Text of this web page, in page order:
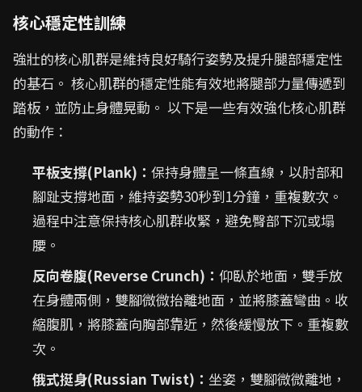
核心穩定性訓練
強壯的核心肌群是維持良好騎行姿勢及提升腿部穩定性
的基石。 核心肌群的穩定性能有效地將腿部力量傳遞到
踏板，並防止身體晃動。 以下是一些有效強化核心肌群
的動作：
平板支撐(Plank)： 保持身體呈一條直線，以肘部和
腳趾支撐地面，維持姿勢30秒到1分鐘，重複數次。
過程中注意保持核心肌群收緊，避免臀部下沉或塌
腰。
反向卷腹(Reverse Crunch)： 仰臥於地面，雙手放
在身體兩側，雙腳微微抬離地面，並將膝蓋彎曲。收
縮腹肌，將膝蓋向胸部靠近，然後緩慢放下。重複數
次。
俄式挺身(Russian Twist)： 坐姿，雙腳微微離地，